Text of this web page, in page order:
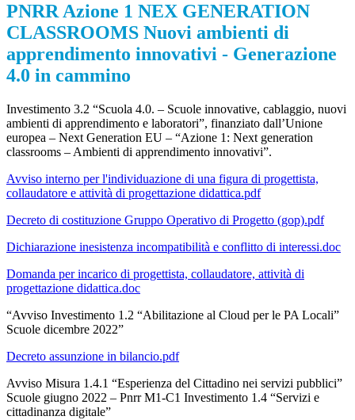
PNRR Azione 1 NEX GENERATION
CLASSROOMS Nuovi ambienti di
apprendimento innovativi - Generazione
4.0 in cammino
Investimento 3.2 “Scuola 4.0. – Scuole innovative, cablaggio, nuovi
ambienti di apprendimento e laboratori”, finanziato dall’Unione
europea – Next Generation EU – “Azione 1: Next generation
classrooms – Ambienti di apprendimento innovativi”.
Avviso interno per l'individuazione di una figura di progettista,
collaudatore e attività di progettazione didattica.pdf
Decreto di costituzione Gruppo Operativo di Progetto (gop).pdf
Dichiarazione inesistenza incompatibilità e conflitto di interessi.doc
Domanda per incarico di progettista, collaudatore, attività di
progettazione didattica.doc
“Avviso Investimento 1.2 “Abilitazione al Cloud per le PA Locali”
Scuole dicembre 2022”
Decreto assunzione in bilancio.pdf
Avviso Misura 1.4.1 “Esperienza del Cittadino nei servizi pubblici”
Scuole giugno 2022 – Pnrr M1-C1 Investimento 1.4 “Servizi e
cittadinanza digitale”